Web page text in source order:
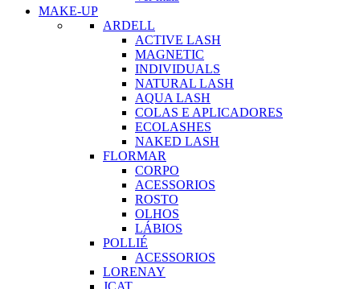
MAKE-UP
ARDELL
ACTIVE LASH
MAGNETIC
INDIVIDUALS
NATURAL LASH
AQUA LASH
COLAS E APLICADORES
ECOLASHES
NAKED LASH
FLORMAR
CORPO
ACESSORIOS
ROSTO
OLHOS
LÁBIOS
POLLIÉ
ACESSORIOS
LORENAY
JCAT